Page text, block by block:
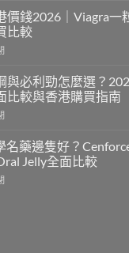
價錢2026｜Viagra一
比較
與必利勁怎麼選？
比較與香港購買指南
名藥邊隻好？
Jelly全面比較